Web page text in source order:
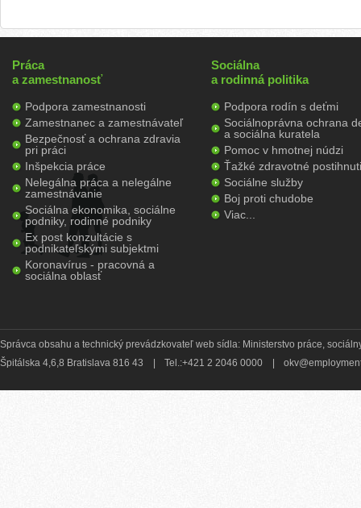
Práca
a zamestnanosť
Podpora zamestnanosti
Zamestnanec a zamestnávateľ
Bezpečnosť a ochrana zdravia
pri práci
Inšpekcia práce
Nelegálna práca a nelegálne
zamestnávanie
Sociálna ekonomika, sociálne
podniky, rodinné podniky
Ex post konzultácie s
podnikateľskými subjektmi
Koronavírus - pracovná a
sociálna oblasť
Sociálna
a rodinná politika
Podpora rodín s deťmi
Sociálnoprávna ochrana
a sociálna kuratela
Pomoc v hmotnej núdzi
Ťažké zdravotné
Sociálne služby
Boj proti chudobe
Viac...
Správca obsahu a technický prevádzkovateľ web sídla: Ministerstvo práce,
Špitálska 4,6,8 Bratislava 816 43
Tel.:+421 2 2046 0000